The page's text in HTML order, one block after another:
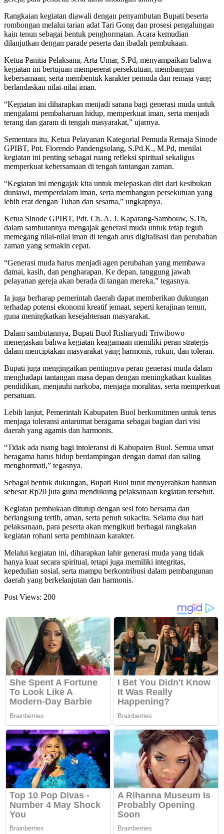
Rangkaian kegiatan diawali dengan penyambutan Bupati beserta
rombongan melalui tarian adat Tari Gong dan prosesi pengalungan
kain tenun sebagai bentuk penghormatan. Acara kemudian
dilanjutkan dengan parade peserta dan ibadah pembukaan.
Ketua Panitia Pelaksana, Arta Umar, S.Pd, menyampaikan bahwa
kegiatan ini bertujuan mempererat persekutuan, membangun
kebersamaan, serta membentuk karakter pemuda dan remaja yang
berlandaskan nilai-nilai iman.
“Kegiatan ini diharapkan menjadi sarana bagi generasi muda untuk
mengalami pembaharuan hidup, memperkuat iman, serta menjadi
terang dan garam di tengah masyarakat,” ujarnya.
Sementara itu, Ketua Pelayanan Kategorial Pemuda Remaja Sinode
GPIBT, Pnt. Florendo Pandengsolang, S.Pd.K., M.Pd, menilai
kegiatan ini penting sebagai ruang refleksi spiritual sekaligus
memperkuat kebersamaan di tengah tantangan zaman.
“Kegiatan ini mengajak kita untuk melepaskan diri dari kesibukan
duniawi, memperdalam iman, serta membangun persekutuan yang
lebih erat dengan Tuhan dan sesama,” ungkapnya.
Ketua Sinode GPIBT, Pdt. Ch. A. J. Kaparang-Sambouw, S.Th,
dalam sambutannya mengajak generasi muda untuk tetap teguh
memegang nilai-nilai iman di tengah arus digitalisasi dan perubahan
zaman yang semakin cepat.
“Generasi muda harus menjadi agen perubahan yang membawa
damai, kasih, dan pengharapan. Ke depan, tanggung jawab
pelayanan gereja akan berada di tangan mereka,” tegasnya.
Ia juga berharap pemerintah daerah dapat memberikan dukungan
terhadap potensi ekonomi kreatif jemaat, seperti kerajinan tenun,
guna meningkatkan kesejahteraan masyarakat.
Dalam sambutannya, Bupati Buol Risharyudi Triwibowo
menegaskan bahwa kegiatan keagamaan memiliki peran strategis
dalam menciptakan masyarakat yang harmonis, rukun, dan toleran.
Bupati juga mengingatkan pentingnya peran generasi muda dalam
menghadapi tantangan masa depan dengan meningkatkan kualitas
pendidikan, menjauhi narkoba, menjaga moralitas, serta memperkuat
persatuan.
Lebih lanjut, Pemerintah Kabupaten Buol berkomitmen untuk terus
menjaga toleransi antarumat beragama sebagai bagian dari visi
daerah yang agamis dan harmonis.
“Tidak ada ruang bagi intoleransi di Kabupaten Buol. Semua umat
beragama harus hidup berdampingan dengan damai dan saling
menghormati,” tegasnya.
Sebagai bentuk dukungan, Bupati Buol turut menyerahkan bantuan
sebesar Rp20 juta guna mendukung pelaksanaan kegiatan tersebut.
Kegiatan pembukaan ditutup dengan sesi foto bersama dan
berlangsung tertib, aman, serta penuh sukacita. Selama dua hari
pelaksanaan, para peserta akan mengikuti berbagai rangkaian
kegiatan rohani serta pembinaan karakter.
Melalui kegiatan ini, diharapkan lahir generasi muda yang tidak
hanya kuat secara spiritual, tetapi juga memiliki integritas,
kepedulian sosial, serta mampu berkontribusi dalam pembangunan
daerah yang berkelanjutan dan harmonis.
Post Views: 200